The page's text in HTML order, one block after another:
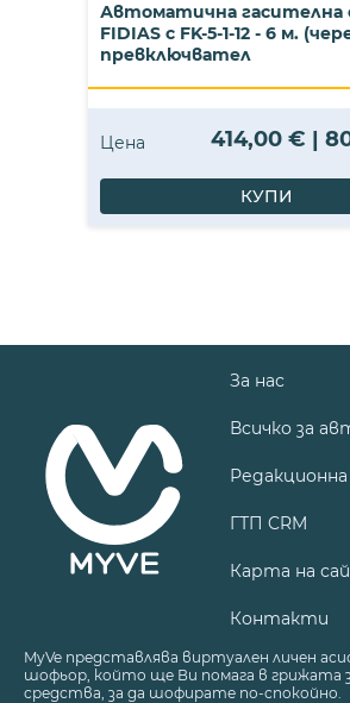
Автоматична гасителна
FIDIAS с FK-5-1-12 - 6 м.
превключвател
Цена 414,00 € |
КУПИ
За нас
Всичко за
ГТП CRM
Карта на
Контакти
MyVe представлява виртуален личен
шофьор, който ще Ви помага в грижата
средства, за да шофирате по-спокойно.